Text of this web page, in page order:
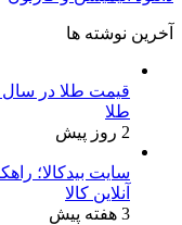
آخرین نوشته ها
طلا
2 روز پیش
سایت بیدکالا؛
آنلاین کالا
3 هفته پیش